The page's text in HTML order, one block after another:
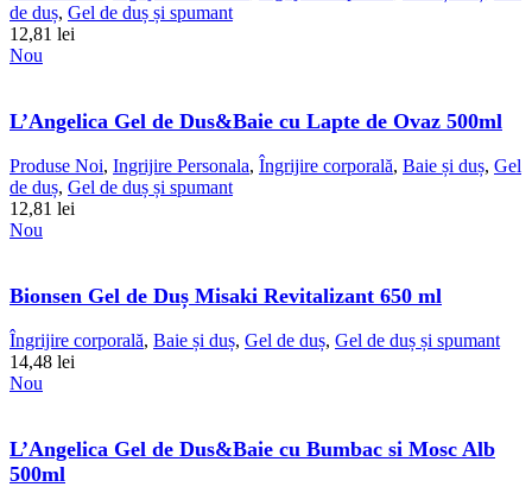
de duș, Gel de duș și spumant
12,81 lei
Nou
L’Angelica Gel de Dus&Baie cu Lapte de Ovaz 500ml
Produse Noi, Ingrijire Personala, Îngrijire corporală, Baie și duș, Gel
de duș, Gel de duș și spumant
12,81 lei
Nou
Bionsen Gel de Duș Misaki Revitalizant 650 ml
Îngrijire corporală, Baie și duș, Gel de duș, Gel de duș și spumant
14,48 lei
Nou
L’Angelica Gel de Dus&Baie cu Bumbac si Mosc Alb
500ml